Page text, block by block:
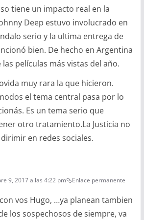
tiene un impacto real en la
Deep estuvo involucrado en
serio y la ultima entrega de
bien. De hecho en Argentina
las películas más vistas del año.
muy rara la que hicieron.
el tema central pasa por lo
Es un tema serio que
otro tratamiento.La Justicia no
en redes sociales.
9, 2017 a las 4:22 pm Enlace permanente
vos Hugo, …ya planean tambien
los sospechosos de siempre, va